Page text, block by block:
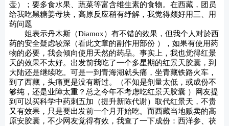
壶）；要多食水果、蔬菜等富含维生素的食物。在西藏，团员
给我吃黑糖姜母块，高原反应稍有纾解，我觉得颇好用三、用
药问题
姐表示丹木斯（Diamox）有不错的效果，但我个人对於西
药的安全疑虑较深（看此文章的副作用部份 ），如果有使用药
物的必要，我会倾向使用天然的药品。事实上，我也觉得红景
天的效果不太好。出发前我吃了一个多星期的红景天胶囊，到
大陆还是继续吃。可是一到青海湖就头痛，坐青藏铁路火车，
到了西藏，头痛更是没有断过。（不知是剂量太低，或成份不
够纯，还是业障太重？总之今年不考虑吃红景天胶囊 ）网友提
到可以买科学中药刺五加（提升新陈代谢）取代红景天，不贵
又有效果，只是要出发前一个月开始吃。而西藏当地贩卖的高
原安胶囊，不少网友觉得有效，我查了一下成份：西洋参、茯